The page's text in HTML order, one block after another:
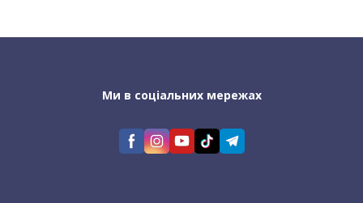
Ми в соціальних мережах